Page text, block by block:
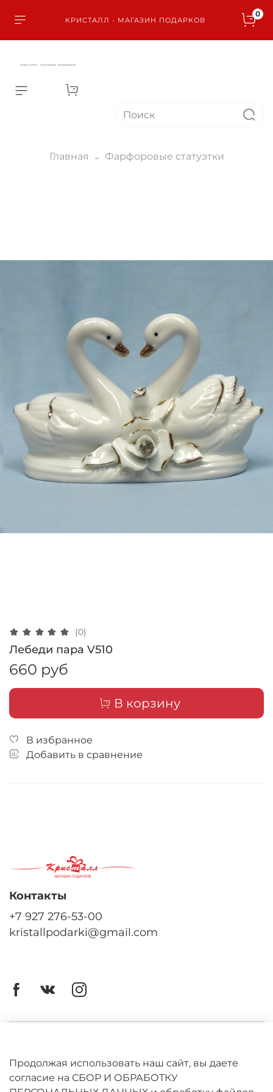
КРИСТАЛЛ - МАГАЗИН ПОДАРКОВ
0
КРИСТАЛЛ - МАГАЗИН ПОДАРКОВ
Главная Фарфоровые статуэтки
(0)
Лебеди пара V510
660 руб
В корзину
В избранное
Добавить в сравнение
Оферта
Политика конфиденциальности
Контакты
+7 927 276-53-00
kristallpodarki@gmail.com
Продолжая использовать наш сайт, вы даете
согласие на СБОР И ОБРАБОТКУ